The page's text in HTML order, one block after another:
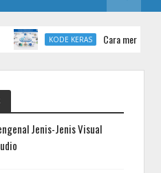
KODE KERAS Cara merancang
Jenis-Jenis Visual